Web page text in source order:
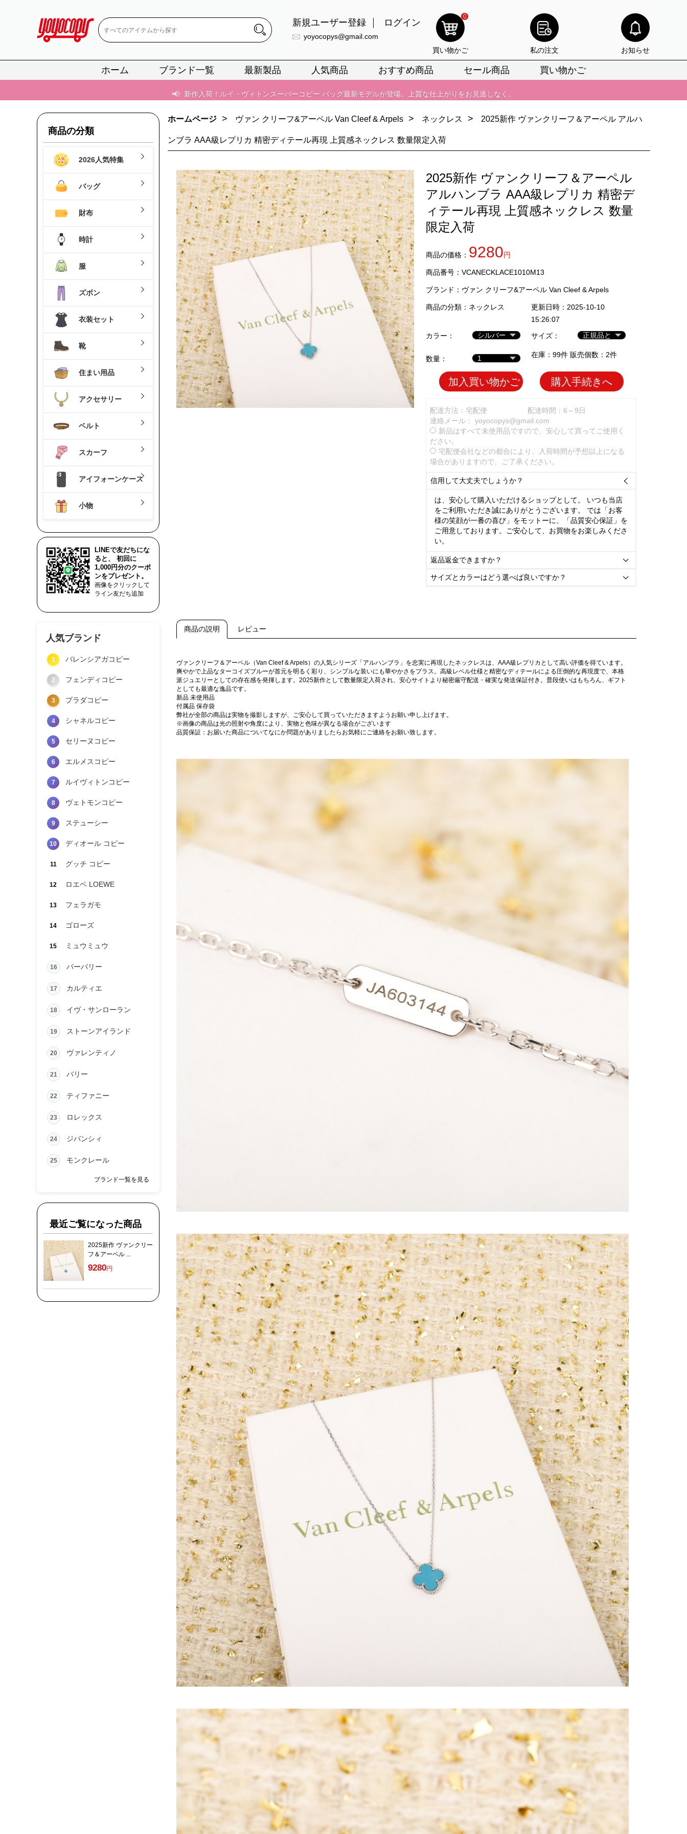
新規ユーザー登録 ログイン
yoyocopys@gmail.com
0
買い物かご 私の注文 お知らせ
ホーム ブランド一覧 最新製品 人気商品 おすすめ商品 セール商品 買い物かご
📢 新作入荷！ルイ・ヴィトンスーパーコピー バッグ最新モデルが登場。上質な仕上がりをお見逃しなく。
📢 当店は正真正銘のn級スーパーコピーのみ取扱い。最高品質の再現度を安心してお選びいただけます。
📢 2026春の新作続々更新中！期間中のご注文でお得な割引をご利用いただけます。
📢 新作入荷！ルイ・ヴィトンスーパーコピー バッグ最新モデルが登場。上質な仕上がりをお見逃しなく。
商品の分類
2026人気特集
バッグ
財布
時計
服
ズボン
衣装セット
靴
住まい用品
アクセサリー
ベルト
スカーフ
アイフォーンケース
小物
LINEで友だちにな
ると、 初回に
1,000円分のクーポ
ンをプレゼント。
画像をクリックして
ライン友だち追加
人気ブランド
1 バレンシアガコピー
2 フェンディコピー
3 プラダコピー
4 シャネルコピー
5 セリーヌコピー
6 エルメスコピー
7 ルイヴィトンコピー
8 ヴェトモンコピー
9 ステューシー
10 ディオール コピー
11 グッチ コピー
12 ロエベ LOEWE
13 フェラガモ
14 ゴローズ
15 ミュウミュウ
16 バーバリー
17 カルティエ
18 イヴ・サンローラン
19 ストーンアイランド
20 ヴァレンティノ
21 バリー
22 ティファニー
23 ロレックス
24 ジバンシィ
25 モンクレール
ブランド一覧を見る
最近ご覧になった商品
2025新作 ヴァンクリー
フ＆アーペル ...
9280円
ホームページ > ヴァン クリーフ&アーペル Van Cleef & Arpels > ネックレス > 2025新作 ヴァンクリーフ＆アーペル アルハ
ンブラ AAA級レプリカ 精密ディテール再現 上質感ネックレス 数量限定入荷
2025新作 ヴァンクリーフ＆アーペル
アルハンブラ AAA級レプリカ 精密デ
ィテール再現 上質感ネックレス 数量
限定入荷
商品の価格： 9280円
商品番号：VCANECKLACE1010M13
ブランド： ヴァン クリーフ&アーペル Van Cleef & Arpels
商品の分類： ネックレス
更新日時：2025-10-10
15:26:07
カラー：
サイズ：
数量： 在庫：99件 販売個数：2件
加入買い物かご 購入手続きへ
配達方法：宅配便
配達時間：6～9日
連絡メール： yoyocopys@gmail.com
新品はすべて未使用品ですので、安心して買ってご使用く
ださい。
宅配便会社などの都合により、入荷時間が予想以上になる
場合がありますので、ご了承ください。
信用して大丈夫でしょうか？ 
は、安心して購入いただけるショップとして。 いつも当店
をご利用いただき誠にありがとうございます。 では「お客
様の笑顔が一番の喜び」をモットーに、「品質安心保証」を
ご用意しております。ご安心して、お買物をお楽しみくださ
い。
返品返金できますか？ 
サイズとカラーはどう選べば良いですか？ 
商品の説明 レビュー
ヴァンクリーフ＆アーペル（Van Cleef & Arpels）の人気シリーズ「アルハンブラ」を忠実に再現したネックレスは、AAA級レプリカとして高い評価を得ています。
爽やかで上品なターコイズブルーが首元を明るく彩り、シンプルな装いにも華やかさをプラス。高級レベル仕様と精密なディテールによる圧倒的な再現度で、本格
派ジュエリーとしての存在感を発揮します。2025新作として数量限定入荷され、安心サイトより秘密厳守配送・確実な発送保証付き。普段使いはもちろん、ギフト
としても最適な逸品です。
新品 未使用品
付属品 保存袋
弊社が全部の商品は実物を撮影しますが、ご安心して買っていただきますようお願い申し上げます。
※画像の商品は光の照射や角度により、実物と色味が異なる場合がございます
品質保証：お届いた商品についてなにか問題がありましたらお気軽にご連絡をお願い致します。